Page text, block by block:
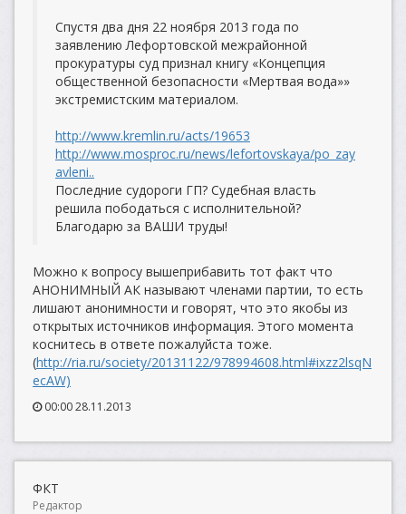
Спустя два дня 22 ноября 2013 года по
заявлению Лефортовской межрайонной
прокуратуры суд признал книгу «Концепция
общественной безопасности «Мертвая вода»»
экстремистским материалом.
http://www.kremlin.ru/acts/19653
http://www.mosproc.ru/news/lefortovskaya/po_zay
avleni..
Последние судороги ГП? Судебная власть
решила пободаться с исполнительной?
Благодарю за ВАШИ труды!
Можно к вопросу вышеприбавить тот факт что
АНОНИМНЫЙ АК называют членами партии, то есть
лишают анонимности и говорят, что это якобы из
открытых источников информация. Этого момента
коснитесь в ответе пожалуйста тоже.
(http://ria.ru/society/20131122/978994608.html#ixzz2lsqN
ecAW)
00:00 28.11.2013
ФКТ
Редактор